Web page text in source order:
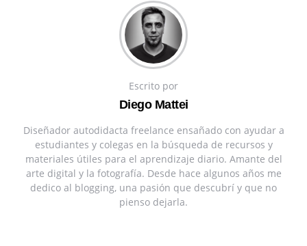
Escrito por
Diego Mattei
Diseñador autodidacta freelance ensañado con ayudar a
estudiantes y colegas en la búsqueda de recursos y
materiales útiles para el aprendizaje diario. Amante del
arte digital y la fotografía. Desde hace algunos años me
dedico al blogging, una pasión que descubrí y que no
pienso dejarla.